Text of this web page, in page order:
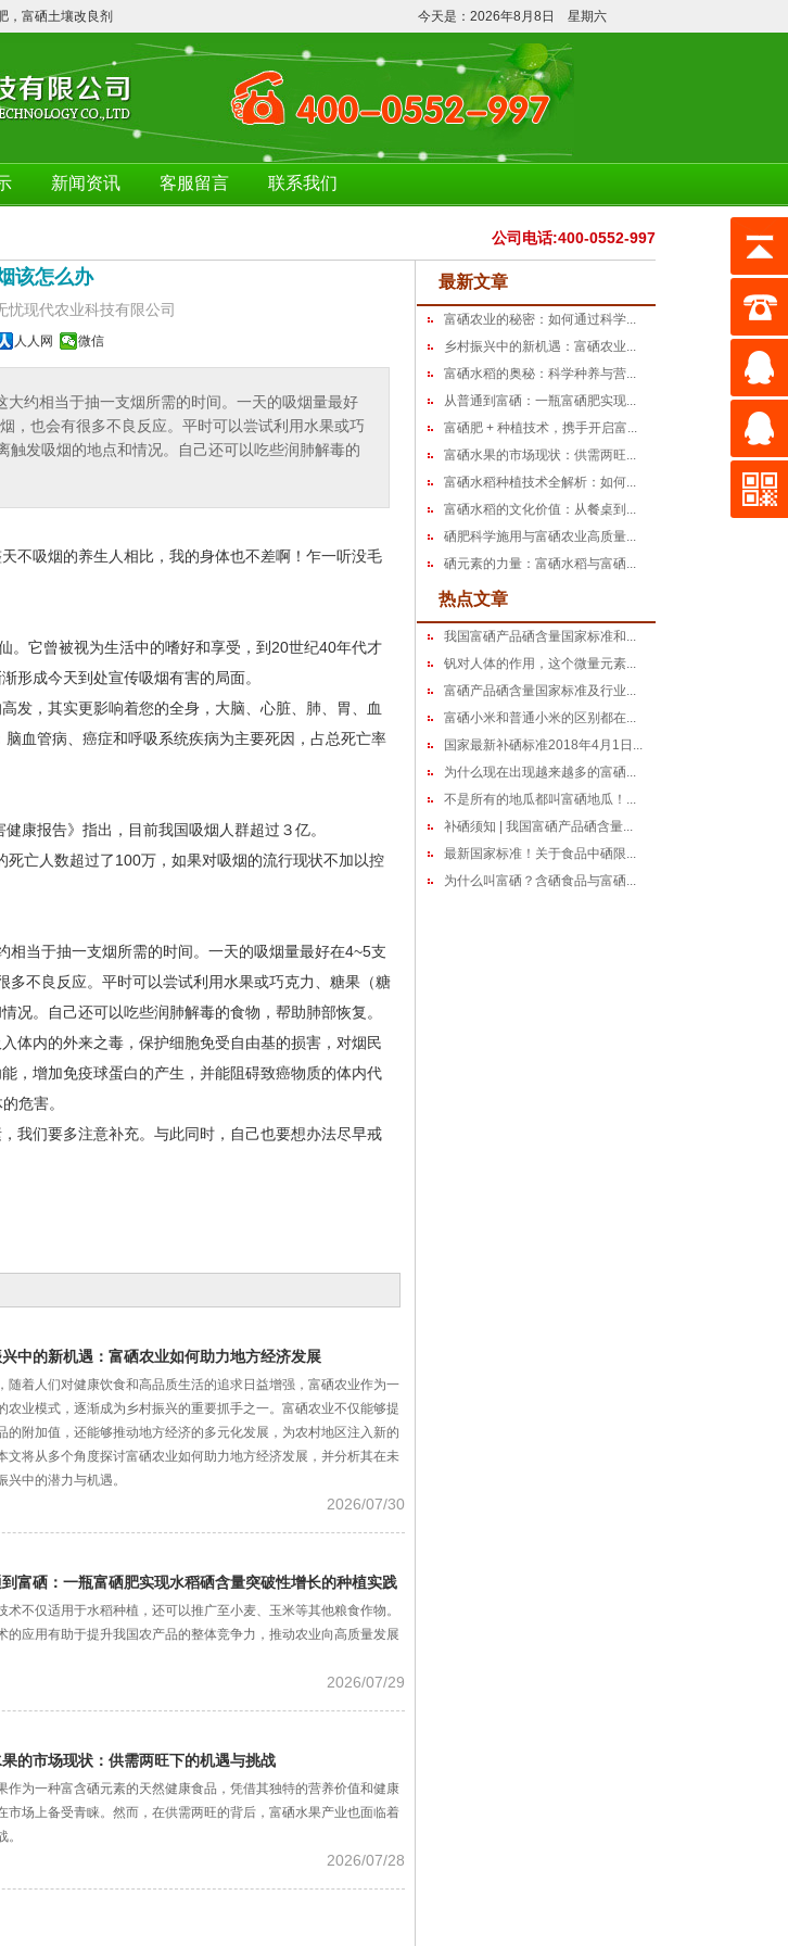
富硒土壤改良剂，富硒农产品等！欢迎广大客户咨询订购！含量不达标，全额退款！今天是：2026年8月8日 星期六
新闻资讯 客服留言 联系我们
公司电话:400-0552-997
最新文章
富硒农业的秘密：如何通过科学...
乡村振兴中的新机遇：富硒农业...
富硒水稻的奥秘：科学种养与营...
从普通到富硒：一瓶富硒肥实现...
富硒肥 + 种植技术，携手开启富...
富硒水果的市场现状：供需两旺...
富硒水稻种植技术全解析：如何...
富硒水稻的文化价值：从餐桌到...
硒肥科学施用与富硒农业高质量...
硒元素的力量：富硒水稻与富硒...
热点文章
我国富硒产品硒含量国家标准和...
钒对人体的作用，这个微量元素...
富硒产品硒含量国家标准及行业...
富硒小米和普通小米的区别都在...
国家最新补硒标准2018年4月1日...
为什么现在出现越来越多的富硒...
不是所有的地瓜都叫富硒地瓜！...
补硒须知 | 我国富硒产品硒含量...
最新国家标准！关于食品中硒限...
为什么叫富硒？含硒食品与富硒...
该怎么办
现代农业科技有限公司
人人网 微信
约相当于抽一支烟所需的时间。一天的吸烟量最好
，也会有很多不良反应。平时可以尝试利用水果或巧
发吸烟的地点和情况。自己还可以吃些润肺解毒的
吸烟的养生人相比，我的身体也不差啊！乍一听没毛
它曾被视为生活中的嗜好和享受，到20世纪40年代才
形成今天到处宣传吸烟有害的局面。
，其实更影响着您的全身，大脑、心脏、肺、胃、血
血管病、癌症和呼吸系统疾病为主要死因，占总死亡率
报告》指出，目前我国吸烟人群超过３亿。
亡人数超过了100万，如果对吸烟的流行现状不加以控
当于抽一支烟所需的时间。一天的吸烟量最好在4~5支
不良反应。平时可以尝试利用水果或巧克力、糖果（糖
况。自己还可以吃些润肺解毒的食物，帮助肺部恢复。
内的外来之毒，保护细胞免受自由基的损害，对烟民
，增加免疫球蛋白的产生，并能阻碍致癌物质的体内代
危害。
们要多注意补充。与此同时，自己也要想办法尽早戒
兴中的新机遇：富硒农业如何助力地方经济发展
随着人们对健康饮食和高品质生活的追求日益增强，富硒农业作为一
农业模式，逐渐成为乡村振兴的重要抓手之一。富硒农业不仅能够提
的附加值，还能够推动地方经济的多元化发展，为农村地区注入新的
文将从多个角度探讨富硒农业如何助力地方经济发展，并分析其在未
兴中的潜力与机遇。
2026/07/30
富硒：一瓶富硒肥实现水稻硒含量突破性增长的种植实践
术不仅适用于水稻种植，还可以推广至小麦、玉米等其他粮食作物。
的应用有助于提升我国农产品的整体竞争力，推动农业向高质量发展
2026/07/29
的市场现状：供需两旺下的机遇与挑战
作为一种富含硒元素的天然健康食品，凭借其独特的营养价值和健康
市场上备受青睐。然而，在供需两旺的背后，富硒水果产业也面临着
。
2026/07/28